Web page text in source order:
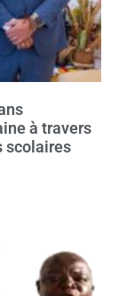
à travers
scolaires